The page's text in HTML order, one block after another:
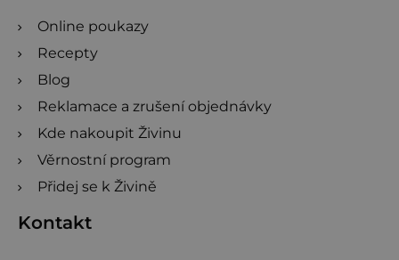
Online poukazy
Recepty
Blog
Reklamace a zrušení objednávky
Kde nakoupit Živinu
Věrnostní program
Přidej se k Živině
Kontakt